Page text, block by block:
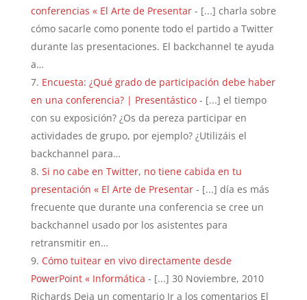
conferencias « El Arte de Presentar- [...] charla sobre
cómo sacarle como ponente todo el partido a Twitter
durante las presentaciones. El backchannel te ayuda
a…
Encuesta: ¿Qué grado de participación debe haber
en una conferencia? | Presentástico- [...] el tiempo
con su exposición? ¿Os da pereza participar en
actividades de grupo, por ejemplo? ¿Utilizáis el
backchannel para…
Si no cabe en Twitter, no tiene cabida en tu
presentación « El Arte de Presentar- [...] día es más
frecuente que durante una conferencia se cree un
backchannel usado por los asistentes para
retransmitir en…
Cómo tuitear en vivo directamente desde
PowerPoint « Informática - [...] 30 Noviembre, 2010
Richards Deja un comentario Ir a los comentarios El